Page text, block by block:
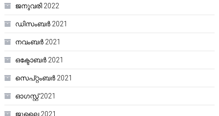
ജനുവരി 2022
ഡിസംബർ 2021
നവംബർ 2021
ഒക്ടോബർ 2021
സെപ്റ്റംബർ 2021
ഓഗസ്റ്റ്‌ 2021
ജൂലൈ 2021